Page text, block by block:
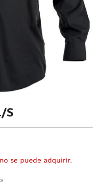
S
se puede adquirir.